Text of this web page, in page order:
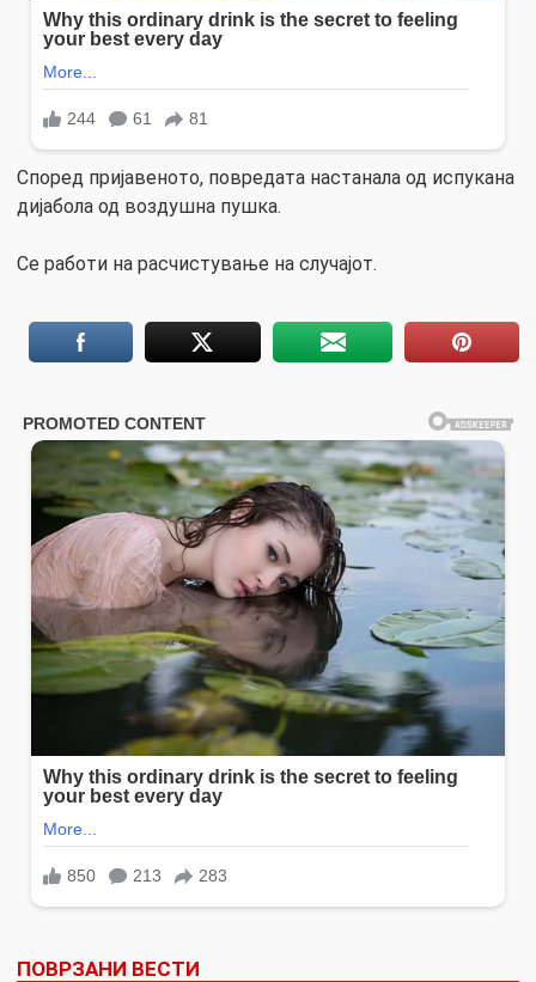
Според пријавеното, повредата настанала од испукана
дијабола од воздушна пушка.
Се работи на расчистување на случајот.
ПОВРЗАНИ ВЕСТИ